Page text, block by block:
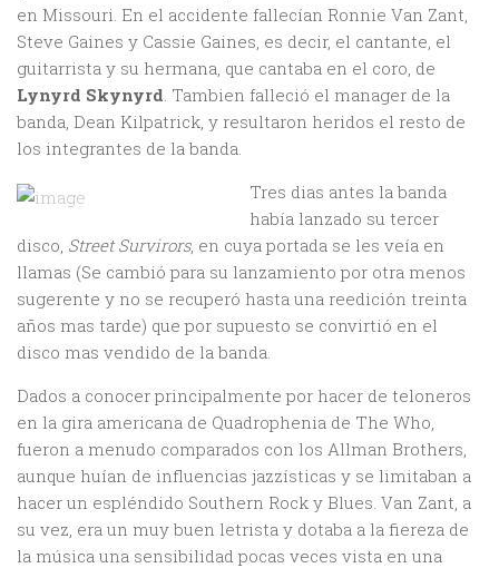
en Missouri. En el accidente fallecían Ronnie Van Zant,
Steve Gaines y Cassie Gaines, es decir, el cantante, el
guitarrista y su hermana, que cantaba en el coro, de
Lynyrd Skynyrd. Tambien falleció el manager de la
banda, Dean Kilpatrick, y resultaron heridos el resto de
los integrantes de la banda.
Tres dias antes la banda
había lanzado su tercer
disco, Street Survirors, en cuya portada se les veía en
llamas (Se cambió para su lanzamiento por otra menos
sugerente y no se recuperó hasta una reedición treinta
años mas tarde) que por supuesto se convirtió en el
disco mas vendido de la banda.
Dados a conocer principalmente por hacer de teloneros
en la gira americana de Quadrophenia de The Who,
fueron a menudo comparados con los Allman Brothers,
aunque huían de influencias jazzísticas y se limitaban a
hacer un espléndido Southern Rock y Blues. Van Zant, a
su vez, era un muy buen letrista y dotaba a la fiereza de
la música una sensibilidad pocas veces vista en una